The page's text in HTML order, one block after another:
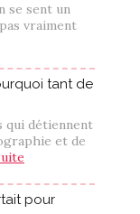
se sent un
vraiment
tant de
qui détiennent
et de
pour